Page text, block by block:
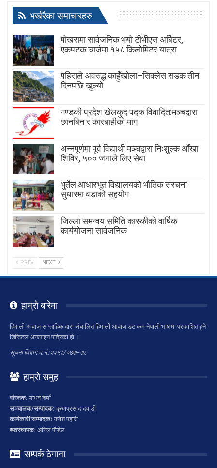
भर्खरैका समाचारहरु
पोखरामा सार्वजनिक भयो टीभीएस अर्बिटर,
एकपटक चार्जमा १५८ किलोमिटर यात्रा
पहिराले अवरुद्ध काहुँखोला–सिक्लेस सडक तीन
दिनपछि खुल्यो
गण्डकी प्रदेश खेलकुद पदक विवादित:मञ्चद्वारा
छानबिन र कारबाहीको माग
अन्नपूर्णमा पूर्व विद्यार्थी मञ्चद्वारा निःशुल्क आँखा
शिविर, ५०० जनाले लिए सेवा
भुर्तेल आधारभूत विद्यालयको भौतिक संरचना
सुधारमा वडाको सहयोग
जिल्ला समन्वय समिति कास्कीको वार्षिक
कार्ययोजना सार्वजनिक
PREV NEXT
हाम्रो बारेमा
हिमाली आवाज साप्ताहिक द्वारा संचालित हिमाली आवाज डट कम नेपाली भाषामा प्रकाशित हुने
डिजिटल अनलाइन पत्रिका हो ।
सूचना विभाग द.नं.:२२९८/०७७–७८
हाम्रो समुह
संरक्षक: माधव शर्मा
सञ्चालक/सम्पादक: कृष्णप्रसाद दवाडी
कार्यकारी सम्पादकः गणेश पहारी
ब्यवस्थापकः अनिल पौडेल
सम्पर्क ठेगाना